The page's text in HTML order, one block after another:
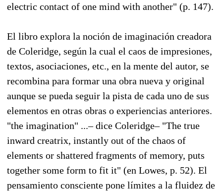
electric contact of one mind with another" (p. 147).
El libro explora la noción de imaginación creadora
de Coleridge, según la cual el caos de impresiones,
textos, asociaciones, etc., en la mente del autor, se
recombina para formar una obra nueva y original
aunque se pueda seguir la pista de cada uno de sus
elementos en otras obras o experiencias anteriores.
"the imagination" ...– dice Coleridge– "The true
inward creatrix, instantly out of the chaos of
elements or shattered fragments of memory, puts
together some form to fit it" (en Lowes, p. 52). El
pensamiento consciente pone límites a la fluidez de